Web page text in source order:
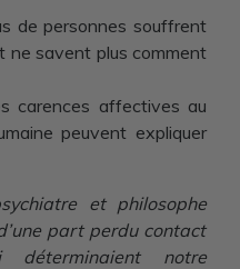
de personnes souffrent
ne savent plus comment
carences affectives au
peuvent expliquer
et philosophe
part perdu contact
notre